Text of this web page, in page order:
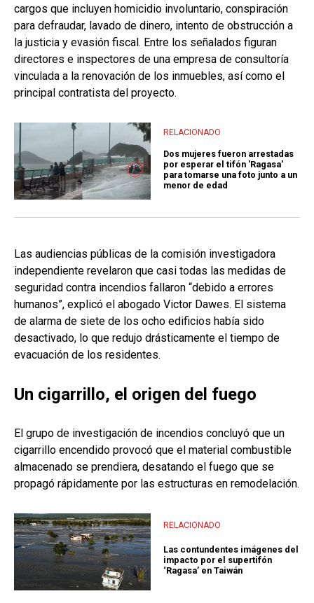
cargos que incluyen homicidio involuntario, conspiración
para defraudar, lavado de dinero, intento de obstrucción a
la justicia y evasión fiscal. Entre los señalados figuran
directores e inspectores de una empresa de consultoría
vinculada a la renovación de los inmuebles, así como el
principal contratista del proyecto.
RELACIONADO
Dos mujeres fueron arrestadas
por esperar el tifón 'Ragasa'
para tomarse una foto junto a un
menor de edad
Las audiencias públicas de la comisión investigadora
independiente revelaron que casi todas las medidas de
seguridad contra incendios fallaron “debido a errores
humanos”, explicó el abogado Victor Dawes. El sistema
de alarma de siete de los ocho edificios había sido
desactivado, lo que redujo drásticamente el tiempo de
evacuación de los residentes.
Un cigarrillo, el origen del fuego
El grupo de investigación de incendios concluyó que un
cigarrillo encendido provocó que el material combustible
almacenado se prendiera, desatando el fuego que se
propagó rápidamente por las estructuras en remodelación.
RELACIONADO
Las contundentes imágenes del
impacto por el supertifón
‘Ragasa’ en Taiwán